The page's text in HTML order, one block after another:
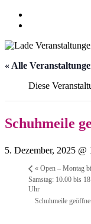
« Alle
Diese
Schuhmeile
5. Dezember, 2025 @
« Open – Montag
Samstag: 10.00 bis
Uhr
Schuhmeile